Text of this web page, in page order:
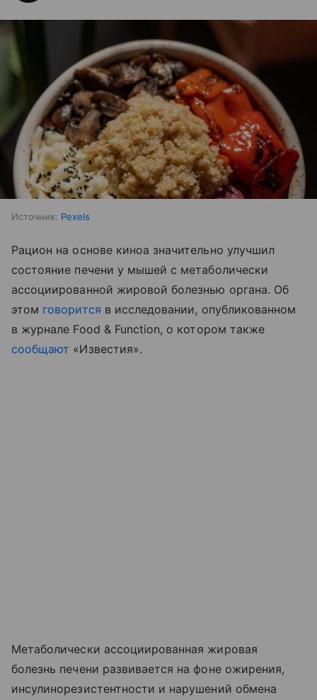
Источник: Pexels
Рацион на основе киноа значительно улучшил
состояние печени у мышей с метаболически
ассоциированной жировой болезнью органа. Об
этом говорится в исследовании, опубликованном
в журнале Food & Function, о котором также
сообщают «Известия».
Метаболически ассоциированная жировая
болезнь печени развивается на фоне ожирения,
инсулинорезистентности и нарушений обмена